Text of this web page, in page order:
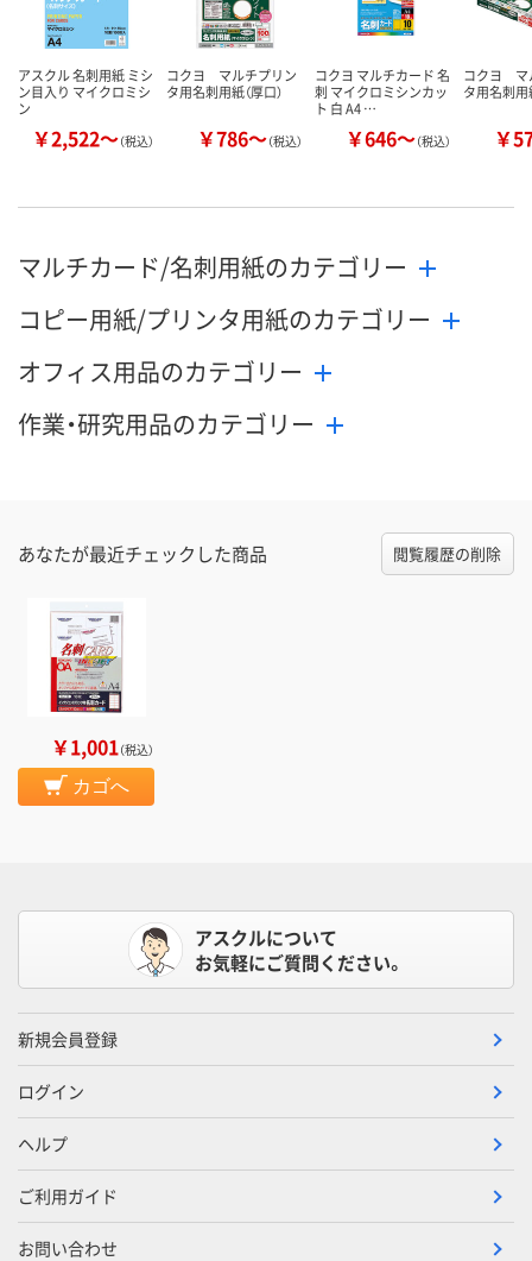
アスクル 名刺用紙 ミシ
ン目入り マイクロミシ
ン
￥2,522～（税込）
コクヨ マルチプリン
タ用名刺用紙（厚口）
￥786～（税込）
コクヨ マルチカード 名
刺 マイクロミシンカッ
ト 白 A4 …
￥646～（税込）
コクヨ マ
タ用名刺用
￥
マルチカード/名刺用紙のカテゴリー
コピー用紙/プリンタ用紙のカテゴリー
オフィス用品のカテゴリー
作業・研究用品のカテゴリー
あなたが最近チェックした商品 閲覧履歴の削除
￥1,001（税込）
カゴへ
アスクルについて
お気軽にご質問ください。
新規会員登録
ログイン
ヘルプ
ご利用ガイド
お問い合わせ